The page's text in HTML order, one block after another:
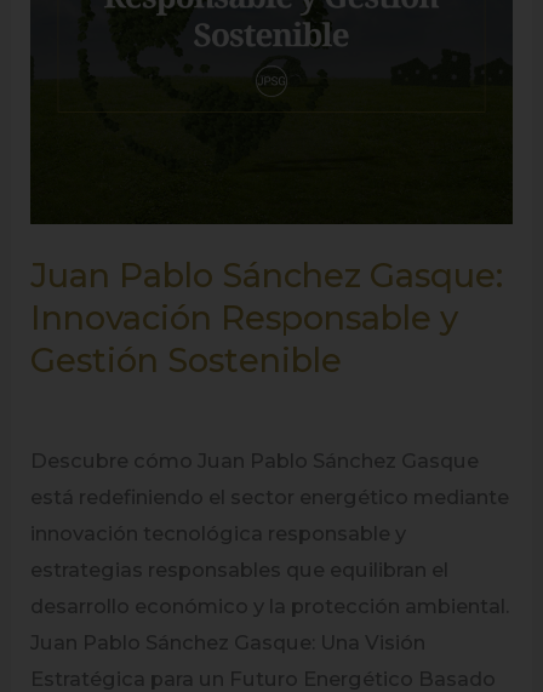
Juan Pablo Sánchez Gasque:
Innovación Responsable y
Gestión Sostenible
Descubre cómo Juan Pablo Sánchez Gasque
está redefiniendo el sector energético mediante
innovación tecnológica responsable y
estrategias responsables que equilibran el
desarrollo económico y la protección ambiental.
Juan Pablo Sánchez Gasque: Una Visión
Estratégica para un Futuro Energético Basado
Gestión